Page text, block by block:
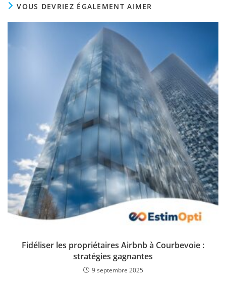
VOUS DEVRIEZ ÉGALEMENT AIMER
Fidéliser les propriétaires Airbnb à Courbevoie :
stratégies gagnantes
9 septembre 2025